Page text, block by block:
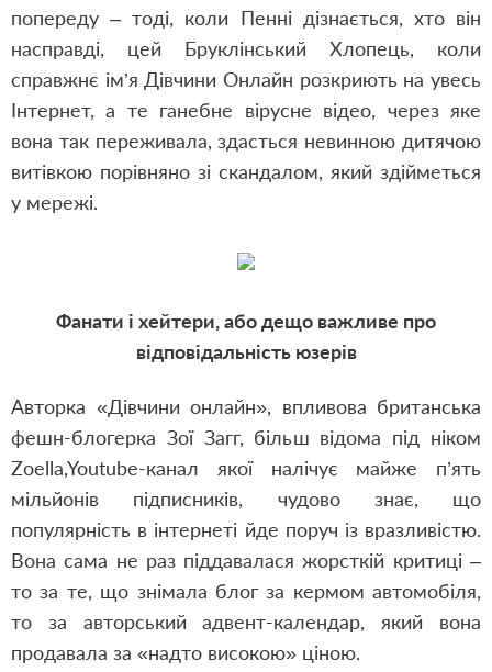
попереду – тоді, коли Пенні дізнається, хто він
насправді, цей Бруклінський Хлопець, коли
справжнє ім’я Дівчини Онлайн розкриють на увесь
Інтернет, а те ганебне вірусне відео, через яке
вона так переживала, здасться невинною дитячою
витівкою порівняно зі скандалом, який здійметься
у мережі.
Фанати і хейтери, або дещо важливе про
відповідальність юзерів
Авторка «Дівчини онлайн», впливова британська
фешн-блогерка Зої Загг, більш відома під ніком
Zoella,Youtube-канал якої налічує майже п’ять
мільйонів підписників, чудово знає, що
популярність в інтернеті йде поруч із вразливістю.
Вона сама не раз піддавалася жорсткій критиці –
то за те, що знімала блог за кермом автомобіля,
то за авторський адвент-календар, який вона
продавала за «надто високою» ціною.